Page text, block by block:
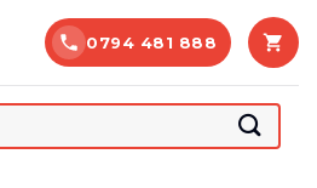
0794 481 888